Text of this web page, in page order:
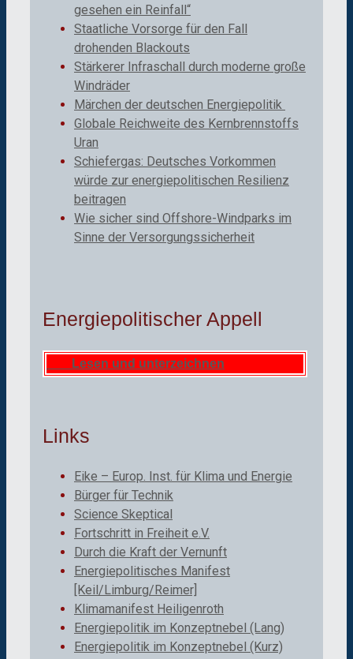
gesehen ein Reinfall“
Staatliche Vorsorge für den Fall
drohenden Blackouts
Stärkerer Infraschall durch moderne große
Windräder
Märchen der deutschen Energiepolitik
Globale Reichweite des Kernbrennstoffs
Uran
Schiefergas: Deutsches Vorkommen
würde zur energiepolitischen Resilienz
beitragen
Wie sicher sind Offshore-Windparks im
Sinne der Versorgungssicherheit
Energiepolitischer Appell
Lesen und unterzeichnen
Links
Eike – Europ. Inst. für Klima und Energie
Bürger für Technik
Science Skeptical
Fortschritt in Freiheit e.V.
Durch die Kraft der Vernunft
Energiepolitisches Manifest
[Keil/Limburg/Reimer]
Klimamanifest Heiligenroth
Energiepolitik im Konzeptnebel (Lang)
Energiepolitik im Konzeptnebel (Kurz)